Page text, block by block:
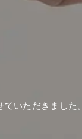
いただきました。